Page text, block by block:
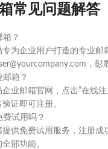
常见问题解答
？
为企业用户打造的专业邮
，彰
箱？
业邮箱官网，点击”在线
证即可注册。
试用吗？
供免费试用服务，注册成
部功能。